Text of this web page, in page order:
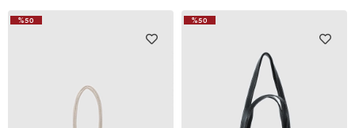
%50
%50